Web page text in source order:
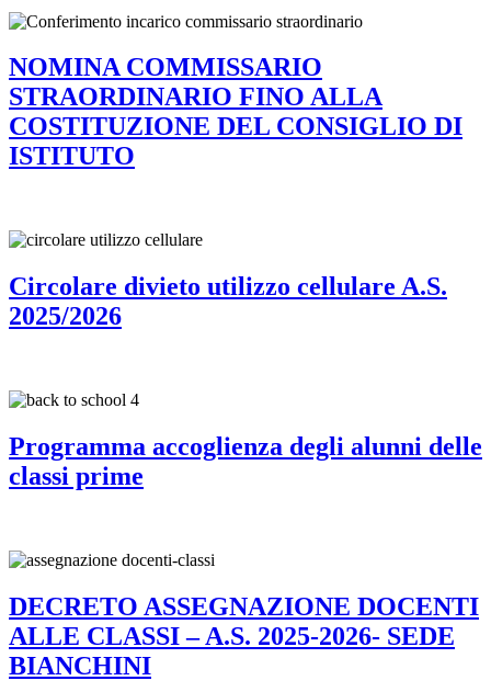
NOMINA COMMISSARIO
STRAORDINARIO FINO ALLA
COSTITUZIONE DEL CONSIGLIO DI
ISTITUTO
Circolare divieto utilizzo cellulare A.S.
2025/2026
Programma accoglienza degli alunni delle
classi prime
DECRETO ASSEGNAZIONE DOCENTI
ALLE CLASSI – A.S. 2025-2026- SEDE
BIANCHINI